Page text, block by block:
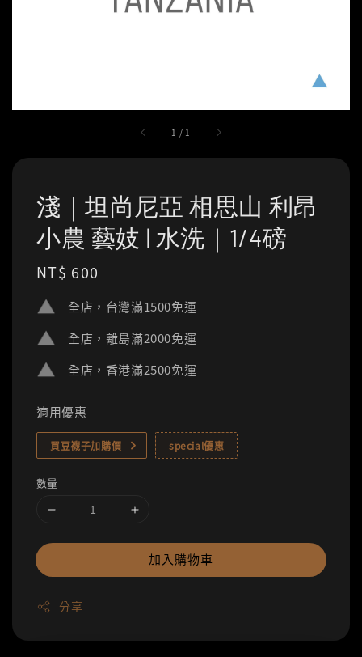
1 / 1
淺｜坦尚尼亞 相思山 利昂
小農 藝妓 | 水洗｜1/4磅
Regular
NT$ 600
全店，台灣滿1500免運
全店，離島滿2000免運
全店，香港滿2500免運
適用優惠
買豆襪子加購價 special優惠
數量
加入購物車
分享